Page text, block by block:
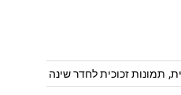
, תמונות זכוכית לחדר שינה